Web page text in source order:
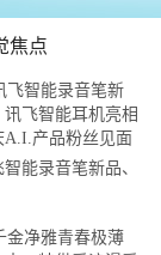
焦点
能录音笔新品、
品粉丝见面